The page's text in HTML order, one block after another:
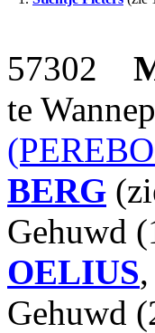
57302
te
BERG
Gehuwd
OELIUS
Gehuwd